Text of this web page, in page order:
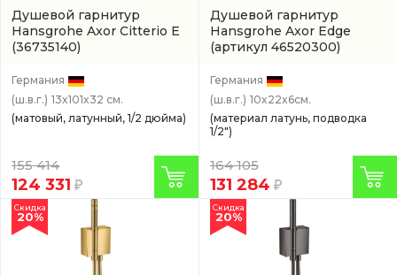
Душевой гарнитур
Hansgrohe Axor Citterio E
(36735140)
Германия
(ш.в.г.) 13x101x32 см.
(матовый, латунный, 1/2 дюйма)
155 414
124 331
Душевой гарнитур
Hansgrohe Axor Edge
(артикул 46520300)
Германия
(ш.в.г.) 10x22x6см.
(материал латунь, подводка
1/2")
164 105
131 284
Скидка
20%
Скидка
20%